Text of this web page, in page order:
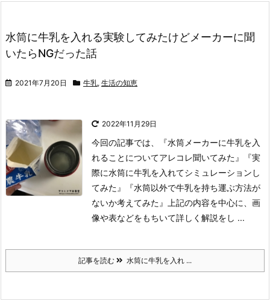
水筒に牛乳を入れる実験してみたけどメーカーに聞
いたらNGだった話
2021年7月20日 牛乳, 生活の知恵
2022年11月29日
今回の記事では、『水筒メーカーに牛乳を入
れることについてアレコレ聞いてみた』『実
際に水筒に牛乳を入れてシミュレーションし
てみた』『水筒以外で牛乳を持ち運ぶ方法が
ないか考えてみた』上記の内容を中心に、画
像や表などをもちいて詳しく解説をし ...
記事を読む 水筒に牛乳を入れ ...